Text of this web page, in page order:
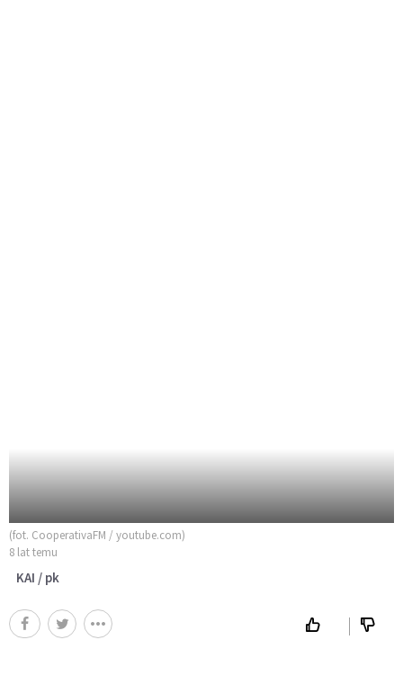
(fot. CooperativaFM / youtube.com)
8 lat temu
KAI / pk